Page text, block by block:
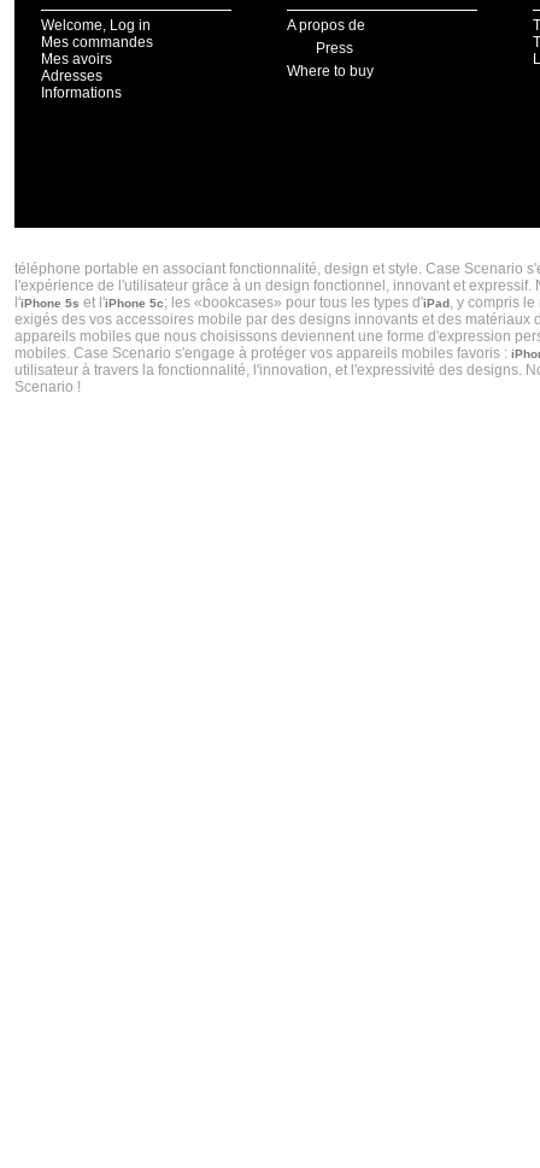
Welcome, Log in
Mes commandes
Mes avoirs
Adresses
Informations
A propos de
Press
Where to buy
téléphone portable en associant fonctionnalité, design et style. Case Scenario
l'expérience de l'utilisateur grâce à un design fonctionnel, innovant et
l'iPhone 5s et l'iPhone 5c; les «bookcases» pour tous les types d'iPad, y compris
exigés des vos accessoires mobile par des designs innovants et des
appareils mobiles que nous choisissons deviennent une forme d'expression
mobiles. Case Scenario s'engage à protéger vos appareils mobiles favoris :
utilisateur à travers la fonctionnalité, l'innovation, et l'expressivité des designs.
Scenario !